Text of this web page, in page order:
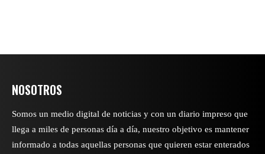
NOSOTROS
Somos un medio digital de noticias y con un diario impreso que
llega a miles de personas día a día, nuestro objetivo es mantener
informado a todas aquellas personas que quieren estar enterados